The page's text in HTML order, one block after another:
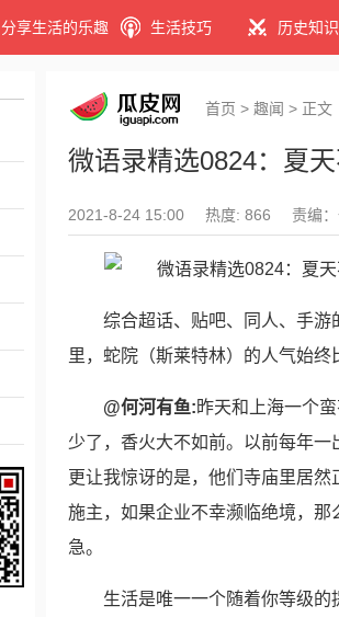
分享生活的乐趣 生活技巧 历史知识
首页 > 趣闻 > 正文
微语录精选0824：夏
2021-8-24 15:00 热度: 866 责编
综合超话、贴吧、同人、手
里，蛇院（斯莱特林）的人气始终
@何河有鱼:昨天和上海一个
少了，香火大不如前。以前每年一
更让我惊讶的是，他们寺庙里居
施主，如果企业不幸濒临绝境，
急。
生活是唯一一个随着你等级的